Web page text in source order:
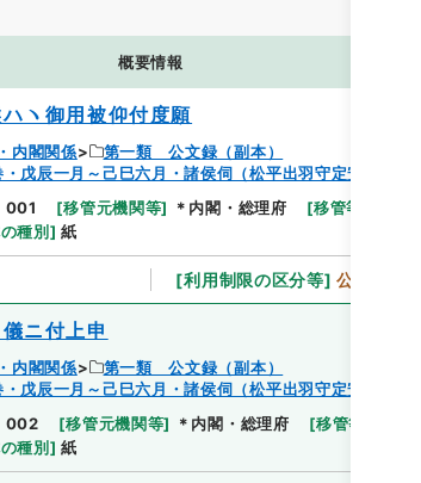
概要情報
ヽ御用被仰付度願
内閣関係
第一類 公文録（副本）
戊辰一月～己巳六月・諸侯伺（松平出羽守定安）
001 [移管元機関等] ＊内閣・総理府 [移管等年度
種別 ] 紙
[利用制限の区分等] 公開
ニ付上申
内閣関係
第一類 公文録（副本）
戊辰一月～己巳六月・諸侯伺（松平出羽守定安）
002 [移管元機関等] ＊内閣・総理府 [移管等年度
種別 ] 紙